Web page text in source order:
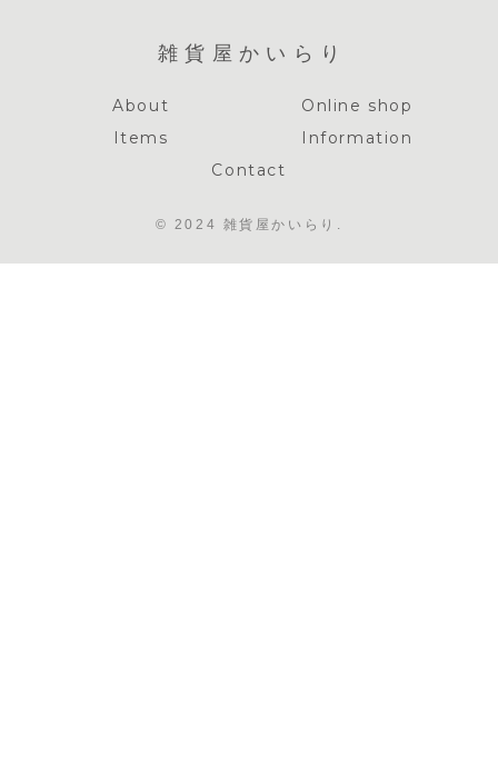
雑貨屋かいらり
About
Online shop
Items
Information
Contact
© 2024 雑貨屋かいらり.